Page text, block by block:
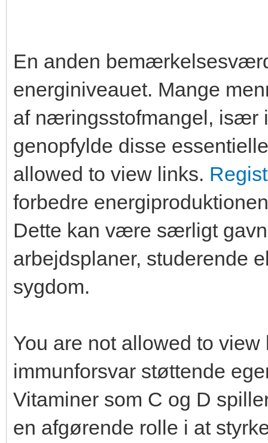
En anden
energiniveauet. Mange
af næringsstofmangel, især
genopfylde disse
allowed to view links.
forbedre
Dette kan være særligt
arbejdsplaner, studerende
sygdom.
You are not allowed to
immunforsvar støttende
Vitaminer som C og D
en afgørende rolle i at